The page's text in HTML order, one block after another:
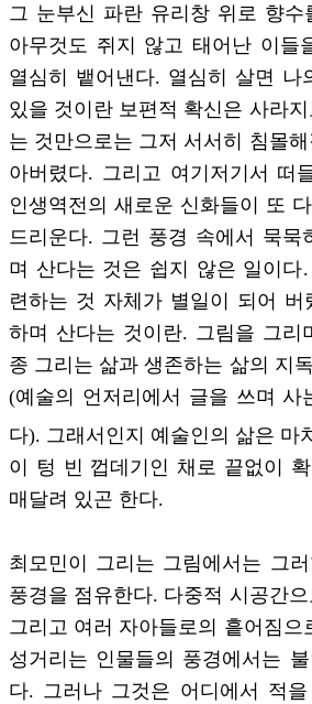
그 눈부신 파란 유리창 위로 향수
아무것도 쥐지 않고 태어난 이들
열심히 뱉어낸다. 열심히 살면 나
있을 것이란 보편적 확신은 사라
는 것만으로는 그저 서서히 침몰
아버렸다. 그리고 여기저기서 떠
인생역전의 새로운 신화들이 또
드리운다. 그런 풍경 속에서 묵묵
며 산다는 것은 쉽지 않은 일이
련하는 것 자체가 별일이 되어 버
하며 산다는 것이란. 그림을 그리
종 그리는 삶과 생존하는 삶의 지
(예술의 언저리에서 글을 쓰며 사
다). 그래서인지 예술인의 삶은 마
이 텅 빈 껍데기인 채로 끝없이
매달려 있곤 한다.
최모민이 그리는 그림에서는 그
풍경을 점유한다. 다중적 시공간
그리고 여러 자아들로의 흩어짐으
성거리는 인물들의 풍경에서는
다. 그러나 그것은 어디에서 적